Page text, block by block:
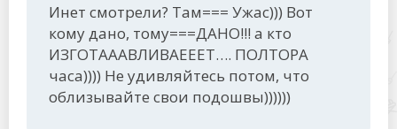
Инет смотрели? Там=== Ужас))) Вот
кому дано, тому===ДАНО!!! а кто
ИЗГОТАААВЛИВАЕЕЕТ…. ПОЛТОРА
часа)))) Не удивляйтесь потом, что
облизывайте свои подошвы))))))